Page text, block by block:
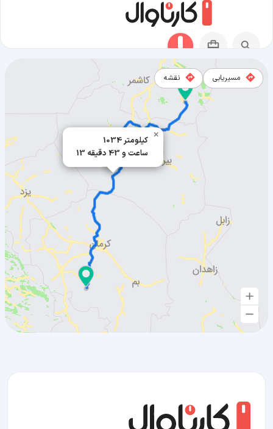
1034 کیلومتر
13 ساعت و 43 دقیقه
×
مسیریابی نقشه
مسیر خواف به بافت